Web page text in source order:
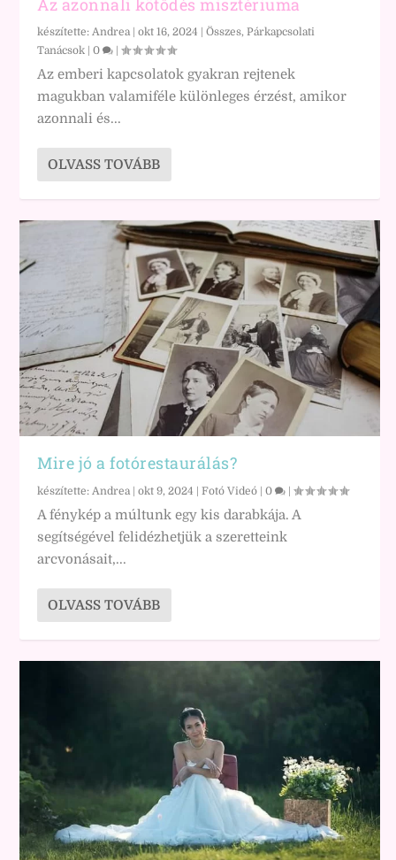
készítette: Andrea |okt 16, 2024 |Összes,Párkapcsolati
Tanácsok |0 |
Az emberi kapcsolatok gyakran rejtenek
magukban valamiféle különleges érzést, amikor
azonnali és...
OLVASS TOVÁBB
Mire jó a fotórestaurálás?
készítette:Andrea |okt 9, 2024 |Fotó Videó |0 |
A fénykép a múltunk egy kis darabkája. A
segítségével felidézhetjük a szeretteink
arcvonásait,...
OLVASS TOVÁBB